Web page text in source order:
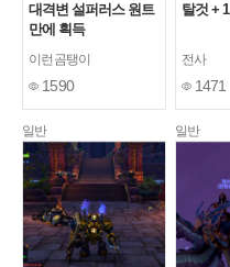
대격변 설퍼러스 원트
만에 획득
이런곰탱이
1590
탈것 + 1
전사
1471
일반 일반